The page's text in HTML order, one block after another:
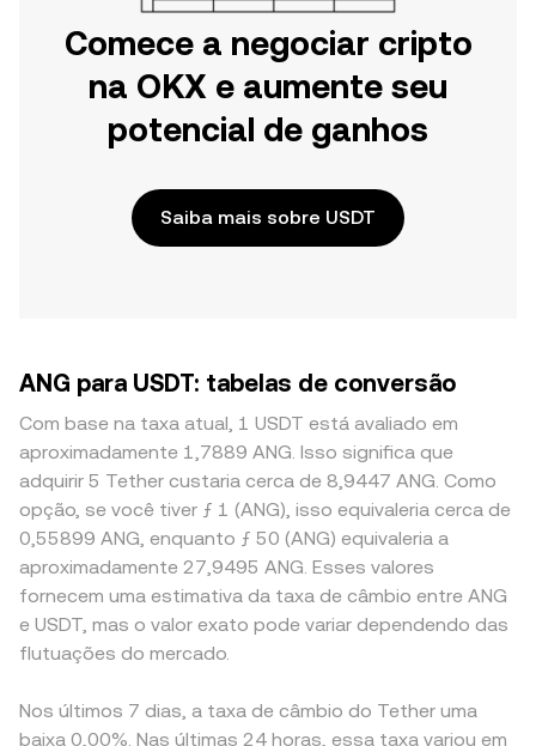
Comece a negociar cripto
na OKX e aumente seu
potencial de ganhos
Saiba mais sobre USDT
ANG para USDT: tabelas de conversão
Com base na taxa atual, 1 USDT está avaliado em
aproximadamente 1,7889 ANG. Isso significa que
adquirir 5 Tether custaria cerca de 8,9447 ANG. Como
opção, se você tiver ƒ 1 (ANG), isso equivaleria cerca de
0,55899 ANG, enquanto ƒ 50 (ANG) equivaleria a
aproximadamente 27,9495 ANG. Esses valores
fornecem uma estimativa da taxa de câmbio entre ANG
e USDT, mas o valor exato pode variar dependendo das
flutuações do mercado.
Nos últimos 7 dias, a taxa de câmbio do Tether uma
baixa 0,00%. Nas últimas 24 horas, essa taxa variou em